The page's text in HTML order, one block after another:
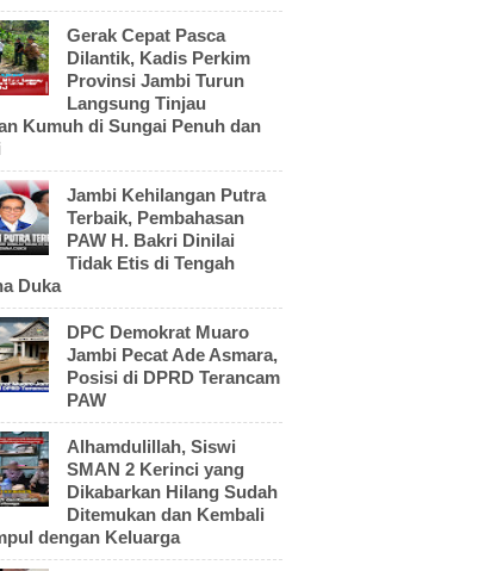
Gerak Cepat Pasca
Dilantik, Kadis Perkim
Provinsi Jambi Turun
Langsung Tinjau
Kumuh di Sungai Penuh dan
Jambi Kehilangan Putra
Terbaik, Pembahasan
PAW H. Bakri Dinilai
Tidak Etis di Tengah
Duka
DPC Demokrat Muaro
Jambi Pecat Ade Asmara,
Posisi di DPRD Terancam
PAW
Alhamdulillah, Siswi
SMAN 2 Kerinci yang
Dikabarkan Hilang Sudah
Ditemukan dan Kembali
dengan Keluarga